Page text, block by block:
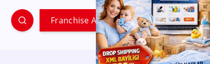
Franchise Ara